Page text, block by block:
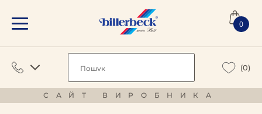
0
(0)
САЙТ ВИРОБНИКА